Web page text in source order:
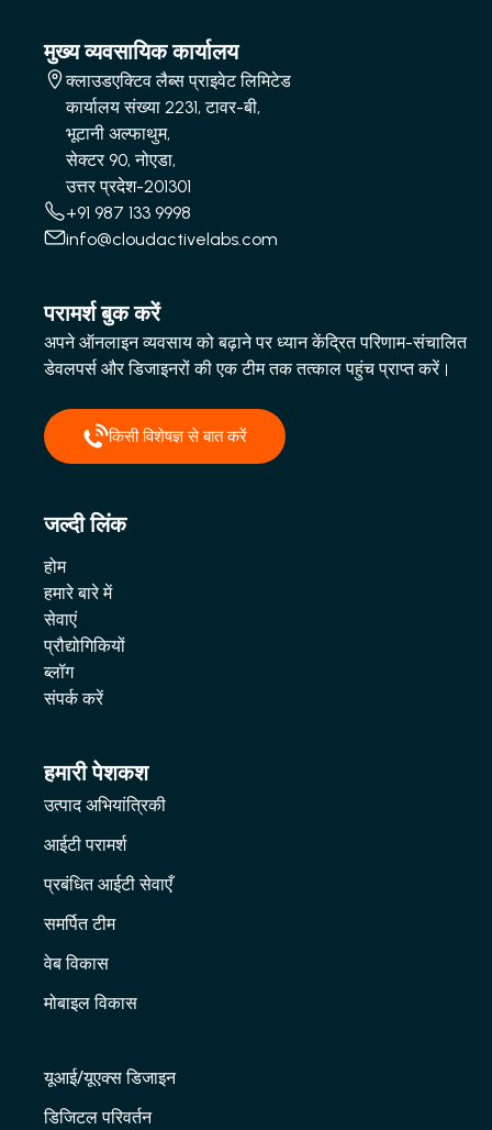
मुख्य व्यवसायिक कार्यालय
क्लाउडएक्टिव लैब्स प्राइवेट लिमिटेड
कार्यालय संख्या 2231, टावर-बी,
भूटानी अल्फाथुम,
सेक्टर 90, नोएडा,
उत्तर प्रदेश-201301
+91 987 133 9998
info@cloudactivelabs.com
परामर्श बुक करें
अपने ऑनलाइन व्यवसाय को बढ़ाने पर ध्यान केंद्रित परिणाम-संचालित
डेवलपर्स और डिजाइनरों की एक टीम तक तत्काल पहुंच प्राप्त करें।
किसी विशेषज्ञ से बात करें
जल्दी लिंक
होम
हमारे बारे में
सेवाएं
प्रौद्योगिकियों
ब्लॉग
संपर्क करें
हमारी पेशकश
उत्पाद अभियांत्रिकी
आईटी परामर्श
प्रबंधित आईटी सेवाएँ
समर्पित टीम
वेब विकास
मोबाइल विकास
यूआई/यूएक्स डिजाइन
डिजिटल परिवर्तन